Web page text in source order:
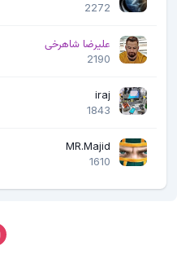
2272
علیرضا شاهرخی
2190
iraj
1843
MR.Majid
1610